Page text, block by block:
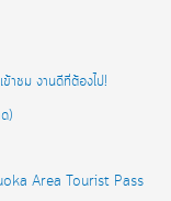
าชม งานดีที่ต้องไป!
)
Area Tourist Pass